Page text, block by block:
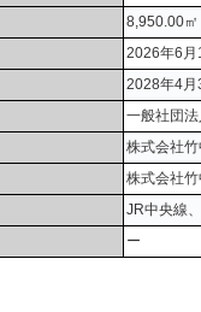
8,950.00㎡
2026年6月
2028年4月
一般社団
株式会社
株式会社
JR中央線
ー